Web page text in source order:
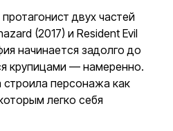
двух частей
(2017) и Resident Evil
начинается задолго до
крупицами — намеренно.
строила персонажа как
легко себя